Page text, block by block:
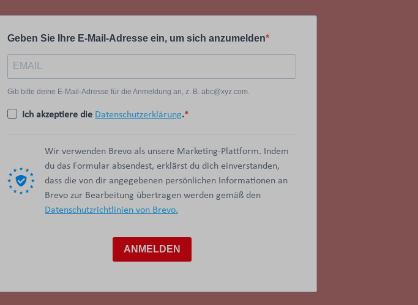
Geben Sie Ihre E-Mail-Adresse ein, um sich anzumelden
Gib bitte deine E-Mail-Adresse für die Anmeldung an, z. B. abc@xyz.com.
Ich akzeptiere die Datenschutzerklärung.
Wir verwenden Brevo als unsere Marketing-Plattform. Indem
du das Formular absendest, erklärst du dich einverstanden,
dass die von dir angegebenen persönlichen Informationen an
Brevo zur Bearbeitung übertragen werden gemäß den
Datenschutzrichtlinien von Brevo.
ANMELDEN